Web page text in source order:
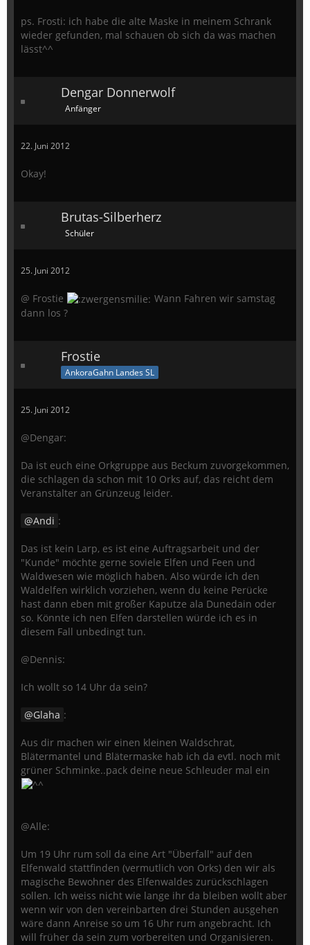
ps. Frosti: ich habe die alte Maske in meinem Schrank
wieder gefunden, mal schauen ob sich da was machen
lässt^^
Dengar Donnerwolf
Anfänger
22. Juni 2012
Okay!
Brutas-Silberherz
Schüler
25. Juni 2012
@ Frostie
Wann Fahren wir samstag
dann los ?
Frostie
AnkoraGahn Landes SL
25. Juni 2012
@Dengar:
Da ist euch eine Orkgruppe aus Beckum zuvorgekommen,
die schlagen da schon mit 10 Orks auf, das reicht dem
Veranstalter an Grünzeug leider.
Andi :
Das ist kein Larp, es ist eine Auftragsarbeit und der
"Kunde" möchte gerne soviele Elfen und Feen und
Waldwesen wie möglich haben. Also würde ich den
Waldelfen wirklich vorziehen, wenn du keine Perücke
hast dann eben mit großer Kaputze ala Dunedain oder
so. Könnte ich nen Elfen darstellen würde ich es in
diesem Fall unbedingt tun.
@Dennis:
Ich wollt so 14 Uhr da sein?
Glaha :
Aus dir machen wir einen kleinen Waldschrat,
Blätermantel und Blätermaske hab ich da evtl. noch mit
grüner Schminke..pack deine neue Schleuder mal ein
@Alle:
Um 19 Uhr rum soll da eine Art "Überfall" auf den
Elfenwald stattfinden (vermutlich von Orks) den wir als
magische Bewohner des Elfenwaldes zurückschlagen
sollen. Ich weiss nicht wie lange ihr da bleiben wollt aber
wenn wir von den vereinbarten drei Stunden ausgehen
wäre dann Anreise so um 16 Uhr rum angebracht. Ich
will früher da sein zum vorbereiten und Organisieren.